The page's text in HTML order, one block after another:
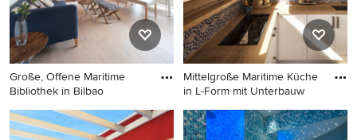
Große, Offene Maritime
Bibliothek in Bilbao
Große, Offene Maritime
Bibliothek in Bilbao
Mittelgroße Maritime Küche
in L-Form mit Unterbauw
Mittelgroße Maritime Küche
in L-Form mit